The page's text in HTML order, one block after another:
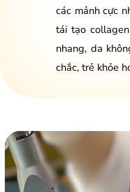
các mảnh cực
tái tạo
nhang, da
chắc, trẻ khỏe